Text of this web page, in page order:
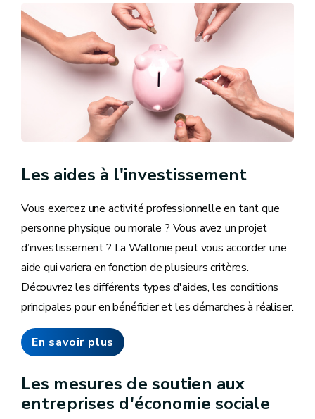
Les aides à l'investissement
Vous exercez une activité professionnelle en tant que
personne physique ou morale ? Vous avez un projet
d’investissement ? La Wallonie peut vous accorder une
aide qui variera en fonction de plusieurs critères.
Découvrez les différents types d'aides, les conditions
principales pour en bénéficier et les démarches à réaliser.
En savoir plus
Les mesures de soutien aux
entreprises d'économie sociale